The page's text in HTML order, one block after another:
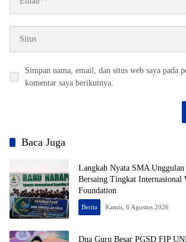
Simpan nama, email, dan situs web saya pada
komentar saya berikutnya.
Baca Juga
Langkah Nyata SMA
Bersaing Tingkat Internasional
Foundation
Berita Kamis, 6 Agustus 2026
Dua Guru Besar PGSD FIP